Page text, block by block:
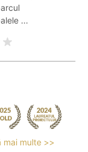
...
mai multe >>